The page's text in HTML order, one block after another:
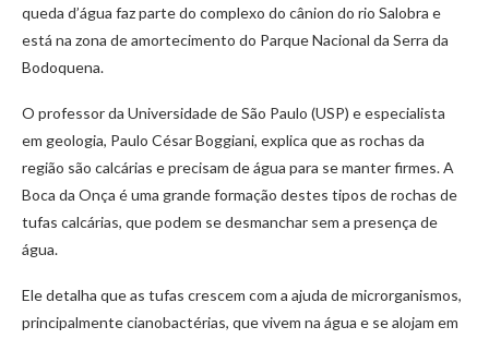
queda d’água faz parte do complexo do cânion do rio Salobra e
está na zona de amortecimento do Parque Nacional da Serra da
Bodoquena.
O professor da Universidade de São Paulo (USP) e especialista
em geologia, Paulo César Boggiani, explica que as rochas da
região são calcárias e precisam de água para se manter firmes. A
Boca da Onça é uma grande formação destes tipos de rochas de
tufas calcárias, que podem se desmanchar sem a presença de
água.
Ele detalha que as tufas crescem com a ajuda de microrganismos,
principalmente cianobactérias, que vivem na água e se alojam em